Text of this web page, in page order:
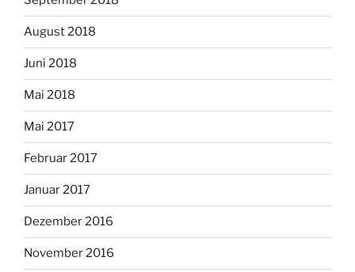
August 2018
Juni 2018
Mai 2018
Mai 2017
Februar 2017
Januar 2017
Dezember 2016
November 2016